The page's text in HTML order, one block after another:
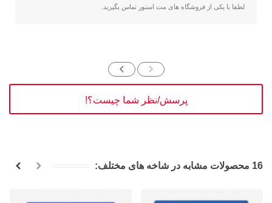
لطفا با یکی از فروشگاه های مت استور تماس بگیرید.
پرسش/نظر شما چیست؟!
16 محصولات مشابه در شاخه های مختلف: